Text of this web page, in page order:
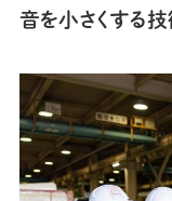
音を小さくする技